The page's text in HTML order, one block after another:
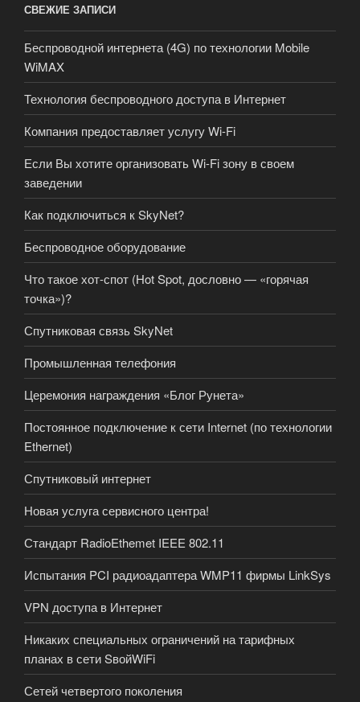
СВЕЖИЕ ЗАПИСИ
Беспроводной интернета (4G) по технологии Mobile
WiMAX
Технология беспроводного доступа в Интернет
Компания предоставляет услугу Wi-Fi
Если Вы хотите организовать Wi-Fi зону в своем
заведении
Как подключиться к SkyNet?
Беспроводное оборудование
Что такое хот-спот (Hot Spot, дословно — «горячая
точка»)?
Спутниковая связь SkyNet
Промышленная телефония
Церемония награждения «Блог Рунета»
Постоянное подключение к сети Internet (по технологии
Ethernet)
Спутниковый интернет
Новая услуга сервисного центра!
Стандарт RadioEthemet IEEE 802.11
Испытания PCI радиоадаптера WMP11 фирмы LinkSys
VPN доступа в Интернет
Никаких специальных ограничений на тарифных
планах в сети SвойWiFi
Сетей четвертого поколения